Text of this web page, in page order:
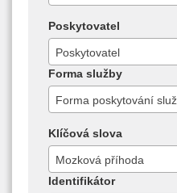
Poskytovatel
Poskytovatel
Forma služby
Forma poskytování
Klíčová slova
Mozková příhoda
Identifikátor